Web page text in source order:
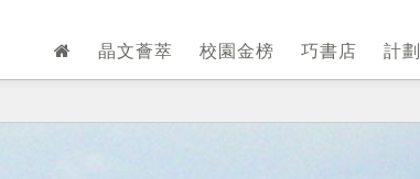
晶文薈萃 校園金榜 巧書店 計劃